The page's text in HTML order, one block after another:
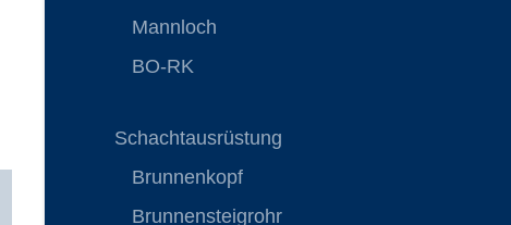
Mannloch
BO-RK
Schachtausrüstung
Brunnenkopf
Brunnensteigrohr